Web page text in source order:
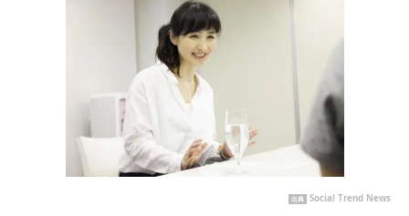
出典 Social Trend News